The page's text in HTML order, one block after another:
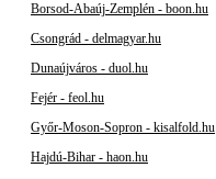
Borsod-Abaúj-Zemplén - boon.hu
Csongrád - delmagyar.hu
Dunaújváros - duol.hu
Fejér - feol.hu
Győr-Moson-Sopron - kisalfold.hu
Hajdú-Bihar - haon.hu